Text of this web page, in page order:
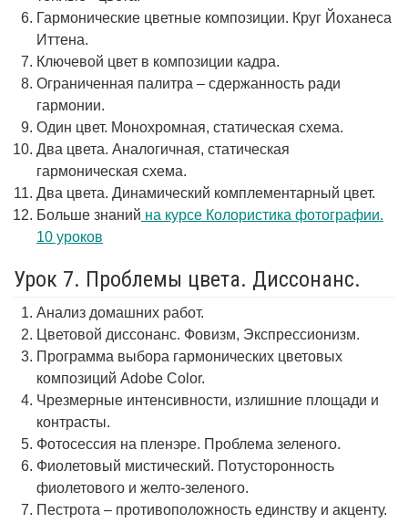
Гармонические цветные композиции. Круг Йоханеса
Иттена.
Ключевой цвет в композиции кадра.
Ограниченная палитра – сдержанность ради
гармонии.
Один цвет. Монохромная, статическая схема.
Два цвета. Аналогичная, статическая
гармоническая схема.
Два цвета. Динамический комплементарный цвет.
Больше знаний на курсе Колористика фотографии.
10 уроков
Урок 7. Проблемы цвета. Диссонанс.
Анализ домашних работ.
Цветовой диссонанс. Фовизм, Экспрессионизм.
Программа выбора гармонических цветовых
композиций Adobe Color.
Чрезмерные интенсивности, излишние площади и
контрасты.
Фотосессия на пленэре. Проблема зеленого.
Фиолетовый мистический. Потусторонность
фиолетового и желто-зеленого.
Пестрота – противоположность единству и акценту.